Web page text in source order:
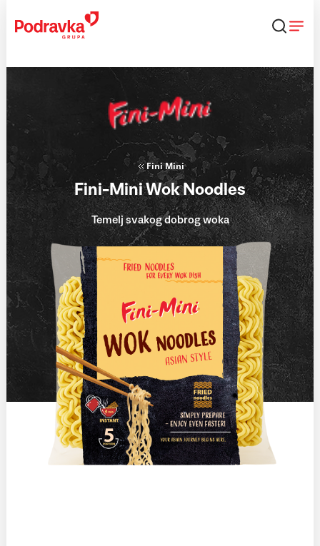
content
Fini Mini
Fini-Mini Wok Noodles
Temelj svakog dobrog woka